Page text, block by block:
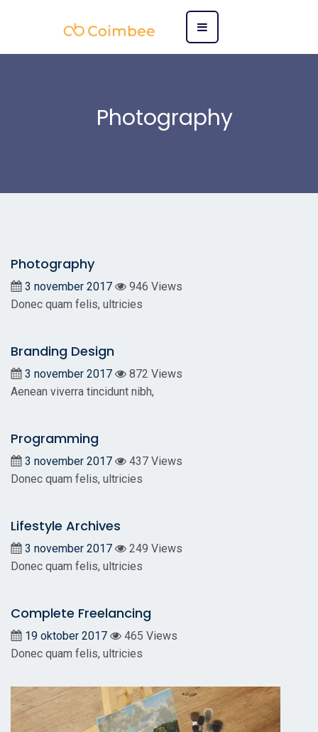
Photography
Photography
3 november 2017
946 Views
Donec quam felis, ultricies
Branding Design
3 november 2017
872 Views
Aenean viverra tincidunt nibh,
Programming
3 november 2017
437 Views
Donec quam felis, ultricies
Lifestyle Archives
3 november 2017
249 Views
Donec quam felis, ultricies
Complete Freelancing
19 oktober 2017
465 Views
Donec quam felis, ultricies